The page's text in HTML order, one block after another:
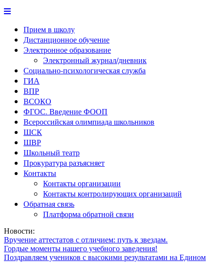
Прием в школу
Дистанционное обучение
Электронное образование
Электронный журнал/дневник
Социально-психологическая служба
ГИА
ВПР
ВСОКО
ФГОС. Введение ФООП
Всероссийская олимпиада школьников
ШСК
ШВР
Школьный театр
Прокуратура разъясняет
Контакты
Контакты организации
Контакты контролирующих организаций
Обратная связь
Платформа обратной связи
Новости:
Вручение аттестатов с отличием: путь к звездам.
Гордые моменты нашего учебного заведения!
Поздравляем учеников с высокими результатами на Едином